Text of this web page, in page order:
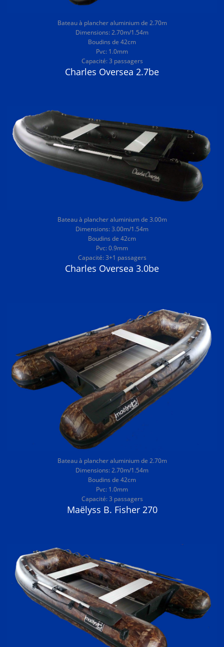
Bateau à plancher aluminium de 2.70m
Dimensions: 2.70m/1.54m
Boudins de 42cm
Pvc: 1.0mm
Capacité: 3 passagers
Charles Oversea 2.7be
Bateau à plancher aluminium de 3.00m
Dimensions: 3.00m/1.54m
Boudins de 42cm
Pvc: 0.9mm
Capacité: 3+1 passagers
Charles Oversea 3.0be
Bateau à plancher aluminium de 2.70m
Dimensions: 2.70m/1.54m
Boudins de 42cm
Pvc: 1.0mm
Capacité: 3 passagers
Maëlyss B. Fisher 270